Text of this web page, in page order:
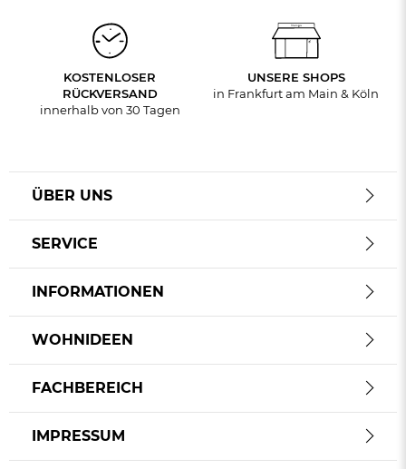
KOSTENLOSER
RÜCKVERSAND
innerhalb von 30 Tagen
UNSERE SHOPS
in Frankfurt am Main & Köln
ÜBER UNS
SERVICE
INFORMATIONEN
WOHNIDEEN
FACHBEREICH
IMPRESSUM